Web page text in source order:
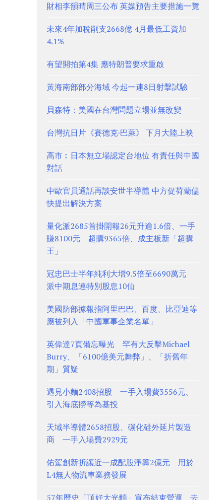
財相李韻晴周三公布 英媒預告主要措施一覽
未來4年加稅削支2668億 4月最低工資加
4.1%
有望開拍第4集 應特朗普要求重啟
黃海南部部分海域 今起一連8日射擊試驗
貝森特：美國在台灣問題立場並無改變
台灣抗日片《賽德克·巴萊》 下月大陸上映
高市︰日本無立場認定台地位 有責任與中國
對話
中歐官員通話再談安世半導體 中方促荷蘭儘
快提出解決方案
量化派2685首掛開報26元升逾1.6倍、一手
賺8100元 超購9365倍、成主板新「超購
王」
冠忠巴士半年純利大增9.5倍至6690萬元
派中期息連特別股息10仙
美國防部據報指阿里巴巴、百度、比亞迪等
應被列入「中國軍事企業名單」
英偉達7頁備忘曝光 罕有大反擊Michael
Burry、「6100億美元舞弊」、「折舊年
期」質疑
遇見小麵2408招股 一手入場費3556元、
引入海底撈等為基投
天域半導體2658招股、碳化硅外延片製造
商 一手入場費2929元
佑駕創新折讓近一成配股淨籌2億元 用於
L4無人物流車業務發展
57年歷史「頂好大光麵」宣布結束營運 去